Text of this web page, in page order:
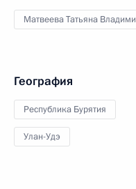
Матвеева Татьяна
География
Республика Бурятия
Улан-Удэ